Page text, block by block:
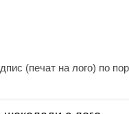
(печат на лого) по